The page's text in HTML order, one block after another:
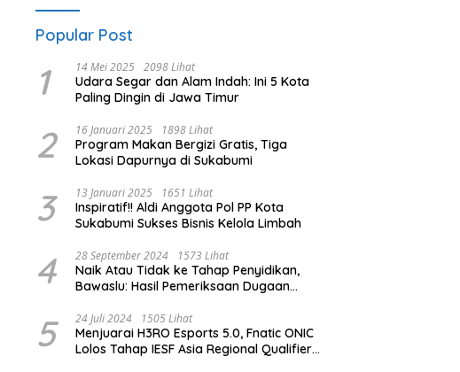
Popular Post
1 14 Mei 2025 2098 Lihat
Udara Segar dan Alam Indah: Ini 5 Kota
Paling Dingin di Jawa Timur
2 16 Januari 2025 1898 Lihat
Program Makan Bergizi Gratis, Tiga
Lokasi Dapurnya di Sukabumi
3 13 Januari 2025 1651 Lihat
Inspiratif!! Aldi Anggota Pol PP Kota
Sukabumi Sukses Bisnis Kelola Limbah
4 28 September 2024 1573 Lihat
Naik Atau Tidak ke Tahap Penyidikan,
Bawaslu: Hasil Pemeriksaan Dugaan
5 24 Juli 2024 1505 Lihat
Menjuarai H3RO Esports 5.0, Fnatic ONIC
Lolos Tahap IESF Asia Regional Qualifier